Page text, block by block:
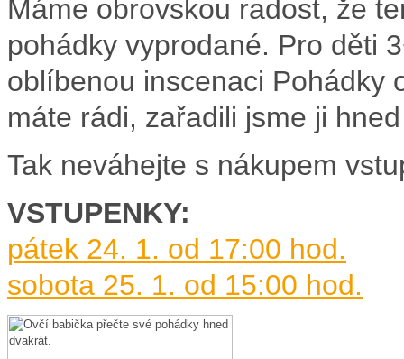
Máme obrovskou radost, že
pohádky vyprodané. Pro děti
oblíbenou inscenaci Pohádky
máte rádi, zařadili jsme ji
Tak neváhejte s nákupem
VSTUPENKY:
pátek 24. 1. od 17:00 hod.
sobota 25. 1. od 15:00 hod.